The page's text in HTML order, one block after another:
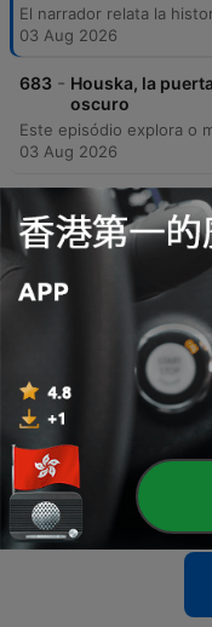
03 Aug 2026
683 - Houska, la
oscuro
03 Aug 2026
El Ku Klux Klan
Relatos del lado
Experimento
||Relatos del
27 Jul 2026
680 -
La muerte de
Relatos del lado
27 Jul 2026